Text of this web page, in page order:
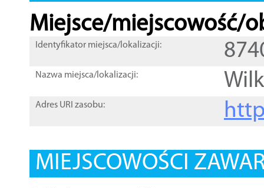
Miejsce/miejscowość/
Identyfikator miejsca/lokalizacji:
Nazwa miejsca/lokalizacji:
Adres URI zasobu:
MIEJSCOWOŚCI